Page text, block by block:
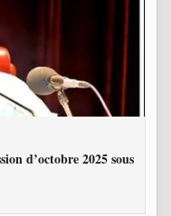
d’octobre 2025 sous